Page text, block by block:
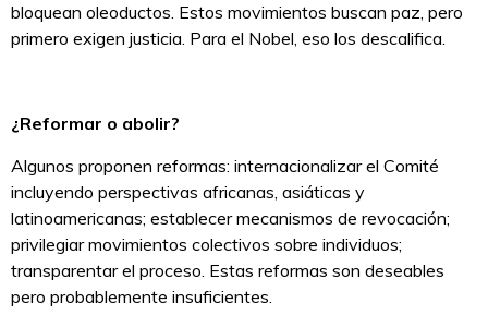
bloquean oleoductos. Estos movimientos buscan paz, pero
primero exigen justicia. Para el Nobel, eso los descalifica.
¿Reformar o abolir?
Algunos proponen reformas: internacionalizar el Comité
incluyendo perspectivas africanas, asiáticas y
latinoamericanas; establecer mecanismos de revocación;
privilegiar movimientos colectivos sobre individuos;
transparentar el proceso. Estas reformas son deseables
pero probablemente insuficientes.